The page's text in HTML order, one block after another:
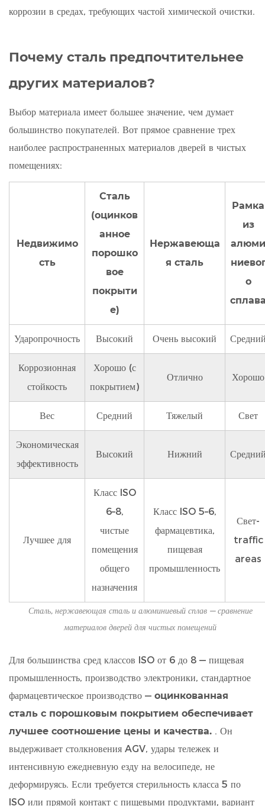
7
совет
покупке
коррозии в средах, требующих частой химической очистки.
Почему сталь предпочтительнее
других материалов?
Выбор материала имеет большее значение, чем думает
большинство покупателей. Вот прямое сравнение трех
наиболее распространенных материалов дверей в чистых
помещениях:
Сталь, нержавеющая сталь и алюминиевый сплав — сравнение
материалов дверей для чистых помещений
Недвижимо
сть
Сталь
(оцинков
анное
порошко
вое
покрыти
е)
Нержавеюща
я сталь
Рамка
из
алюми
о
Ударопрочность Высокий Очень высокий
Коррозионная
стойкость
Хорошо (с
покрытием)
Отлично Хорошо
Вес Средний Тяжелый Свет
Экономическая
эффективность
Высокий Нижний
Лучшее для
Класс ISO
6–8,
чистые
помещения
общего
назначения
Класс ISO 5–6,
фармацевтика,
пищевая
промышленность
Свет-
traffic
areas
Для большинства сред классов ISO от 6 до 8 — пищевая
промышленность, производство электроники, стандартное
фармацевтическое производство — оцинкованная
сталь с порошковым покрытием обеспечивает
лучшее соотношение цены и качества. . Он
выдерживает столкновения AGV, удары тележек и
интенсивную ежедневную езду на велосипеде, не
деформируясь. Если требуется стерильность класса 5 по
ISO или прямой контакт с пищевыми продуктами, вариант